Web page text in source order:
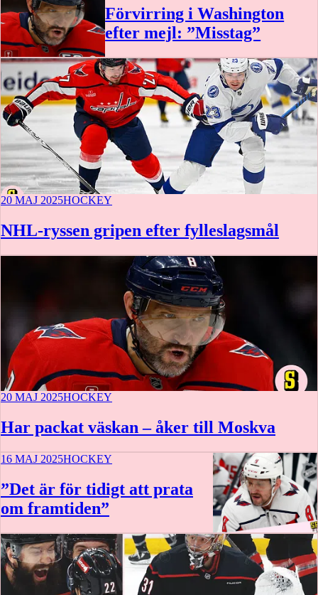
Förvirring i Washington
efter mejl: ”Misstag”
20 MAJ 2025HOCKEY
NHL-ryssen gripen efter fylleslagsmål
20 MAJ 2025HOCKEY
Har packat väskan – åker till Moskva
16 MAJ 2025HOCKEY
”Det är för tidigt att prata
om framtiden”